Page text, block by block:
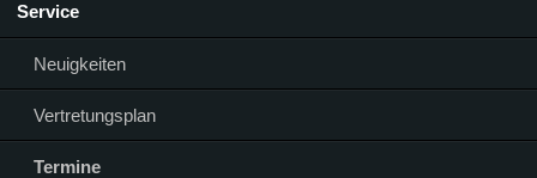
Service
Neuigkeiten
Vertretungsplan
Termine